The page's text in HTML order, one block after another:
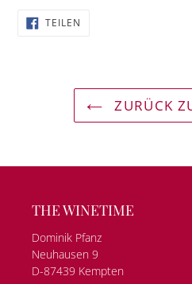
TEILEN
ZURÜCK
THE WINETIME
Dominik Pfanz
Neuhausen 9
D-87439 Kempten